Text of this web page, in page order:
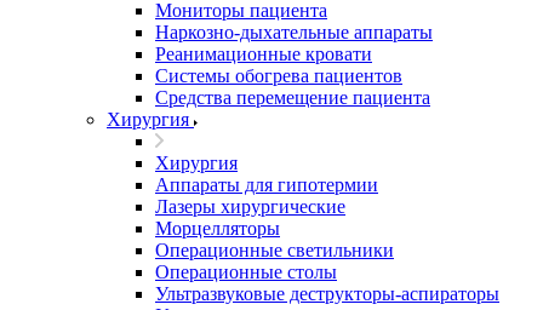
Мониторы пациента
Наркозно-дыхательные аппараты
Реанимационные кровати
Системы обогрева пациентов
Средства перемещение пациента
Хирургия
Хирургия
Аппараты для гипотермии
Лазеры хирургические
Морцелляторы
Операционные светильники
Операционные столы
Ультразвуковые деструкторы-аспираторы